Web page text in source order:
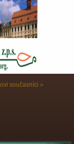
současníci »